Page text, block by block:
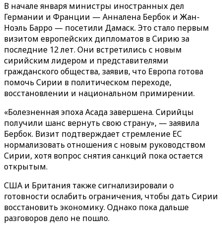
В начале января министры иностранных дел
Германии и Франции — Анналена Бербок и Жан-
Ноэль Барро — посетили Дамаск. Это стало первым
визитом европейских дипломатов в Сирию за
последние 12 лет. Они встретились с новым
сирийским лидером и представителями
гражданского общества, заявив, что Европа готова
помочь Сирии в политическом переходе,
восстановлении и национальном примирении.
«Болезненная эпоха Асада завершена. Сирийцы
получили шанс вернуть свою страну», — заявила
Бербок. Визит подтверждает стремление ЕС
нормализовать отношения с новым руководством
Сирии, хотя вопрос снятия санкций пока остается
открытым.
США и Британия также сигнализировали о
готовности ослабить ограничения, чтобы дать Сирии
восстановить экономику. Однако пока дальше
разговоров дело не пошло.